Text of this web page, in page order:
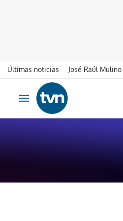
Últimas noticias José Raúl Mulino
Ir al contenido
Obrir navegació